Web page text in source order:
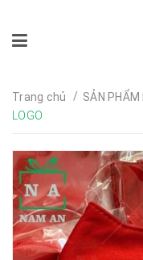
Trang chủ / SẢN PHẨM
LOGO